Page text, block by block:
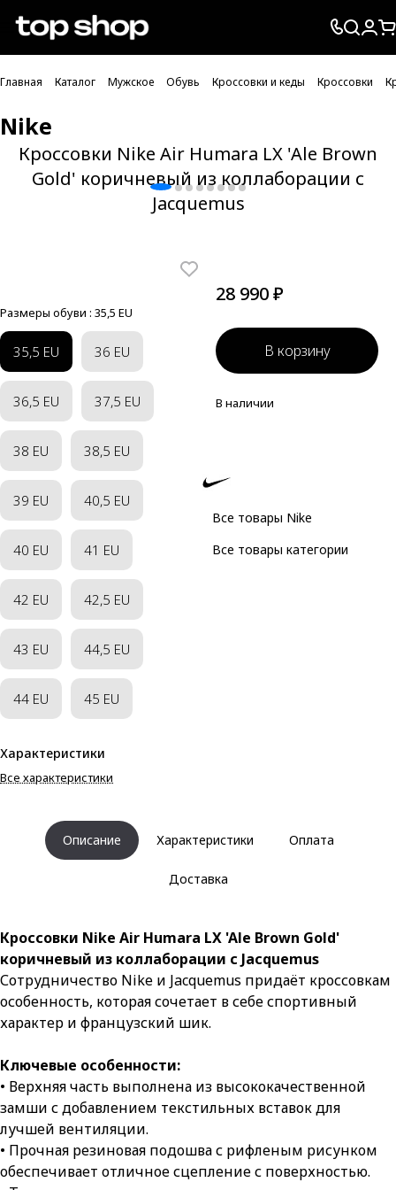
Проверка хлебных крошек
Главная Каталог Мужское Обувь Кроссовки и кеды Кроссовки
Nike
Кроссовки Nike Air Humara LX 'Ale Brown
Gold' коричневый из коллаборации с
Jacquemus
Размеры обуви : 35,5 EU
35,5 EU 36 EU
36,5 EU 37,5 EU
38 EU 38,5 EU
39 EU 40,5 EU
40 EU 41 EU
42 EU 42,5 EU
43 EU 44,5 EU
44 EU 45 EU
Характеристики
Все характеристики
28 990 ₽
В корзину
В наличии
Все товары Nike
Все товары категории
Описание Характеристики Оплата
Доставка
Кроссовки Nike Air Humara LX 'Ale Brown Gold'
коричневый из коллаборации с Jacquemus
Сотрудничество Nike и Jacquemus придаёт кроссовкам
особенность, которая сочетает в себе спортивный
характер и французский шик.
Ключевые особенности:
• Верхняя часть выполнена из высококачественной
замши с добавлением текстильных вставок для
лучшей вентиляции.
• Прочная резиновая подошва с рифленым рисунком
обеспечивает отличное сцепление с поверхностью.